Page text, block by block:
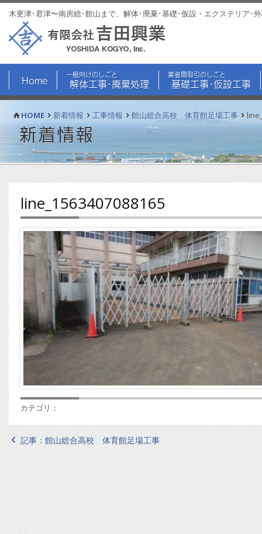
木更津･君津〜南房総･館山まで、解体･廃棄･基礎･仮設・エクステリア･
Home
一般向けのしごと
解体工事･廃棄処理
業者間取引のしごと
基礎工事･仮設工事
HOME 新着情報 工事情報 館山総合高校 体育館足場工事
新着情報
line_1563407088165
カテゴリ：
記事： 館山総合高校 体育館足場工事